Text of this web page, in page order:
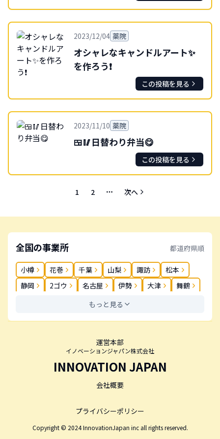
2023/12/04 薬院
オシャレなキャンドルアート✨
を作ろう❗
この投稿を見る
2023/11/10 薬院
🍱🥢日替わり弁当😋
この投稿を見る
1 2 More pages
次へ
全国の事業所 都道府県順
小樽 花巻 千葉 山梨 諏訪
松本
静岡
2ゴウ 名古屋 伊勢 大津
舞鶴
松茂 高松
もっと見る
運営本部
イノベーションジャパン株式会社
INNOVATION JAPAN
会社概要
プライバシーポリシー
Copyright © 2024 InnovationJapan inc all rights reserved.